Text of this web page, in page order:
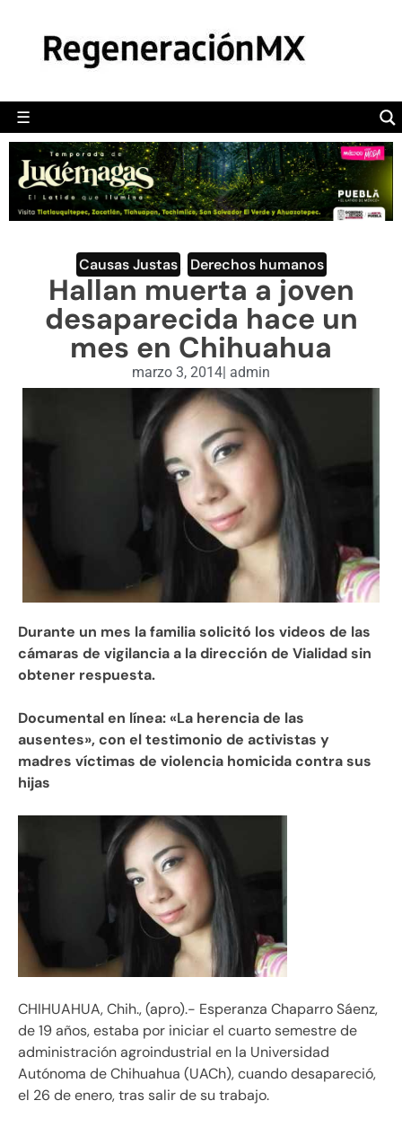
☰
POLÍTICA
CAMALEÓN
OPINIÓN
DEPORTES
ENGLISH SECTION
VIDEOS
Causas Justas Derechos humanos
Hallan muerta a joven
desaparecida hace un
mes en Chihuahua
marzo 3, 2014| admin
Durante un mes la familia solicitó los videos de las
cámaras de vigilancia a la dirección de Vialidad sin
obtener respuesta.
Documental en línea: «La herencia de las
ausentes», con el testimonio de activistas y
madres víctimas de violencia homicida contra sus
hijas
CHIHUAHUA, Chih., (apro).- Esperanza Chaparro Sáenz,
de 19 años, estaba por iniciar el cuarto semestre de
administración agroindustrial en la Universidad
Autónoma de Chihuahua (UACh), cuando desapareció,
el 26 de enero, tras salir de su trabajo.